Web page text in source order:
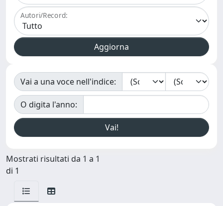
Autori/Record:
Vai a una voce nell'indice:
O digita l'anno:
Mostrati risultati da 1 a 1
di 1